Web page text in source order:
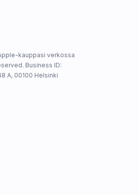
kauppasi verkossa
Business ID:
A, 00100 Helsinki